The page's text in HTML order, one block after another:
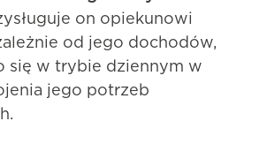
on opiekunowi
od jego dochodów,
się w trybie dziennym w
jego potrzeb